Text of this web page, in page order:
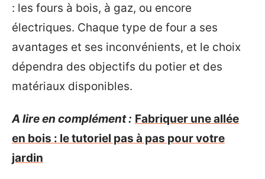
: les fours à bois, à gaz, ou encore
électriques. Chaque type de four a ses
avantages et ses inconvénients, et le choix
dépendra des objectifs du potier et des
matériaux disponibles.
A lire en complément : Fabriquer une allée
en bois : le tutoriel pas à pas pour votre
jardin